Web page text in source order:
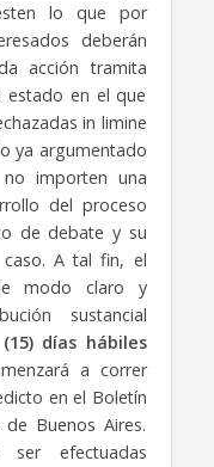
lo que por
deberán
acción tramita
en el que
in limine
ya argumentado
importen una
del proceso
de debate y su
A tal fin, el
modo claro y
sustancial
días hábiles
a correr
en el Boletín
Buenos Aires.
ser efectuadas